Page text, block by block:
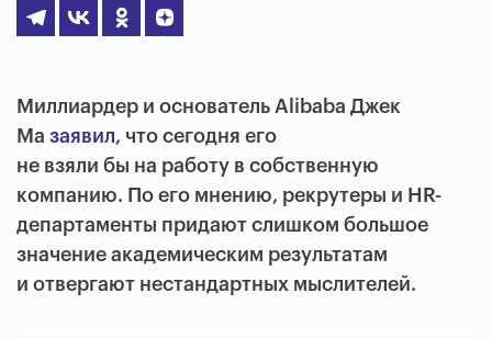
Миллиардер и основатель Alibaba Джек
Ма заявил, что сегодня его
не взяли бы на работу в собственную
компанию. По его мнению, рекрутеры и HR-
департаменты придают слишком большое
значение академическим результатам
и отвергают нестандартных мыслителей.